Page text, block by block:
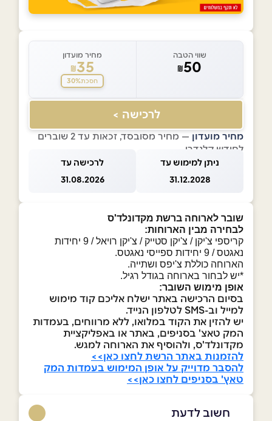
שווי הטבה
₪50
מחיר מועדון
₪35
חסכת30%
לרכישה >
מחיר מועדון
— מחיר מסובסד, זכאות עד 2 שוברים
לחודש קלנדרי
ניתן למימוש עד
31.12.2028
לרכישה עד
31.08.2026
שובר לארוחה ברשת מקדונלד'ס
לבחירה מבין הארוחות:
קריספי צ'יקן / צ'יקן סטייק / צ'יקן רויאל / 9 יחידות
נאגטס / 9 יחידות ספייסי נאגטס.
הארוחה כוללת צ'יפס ושתייה.
*יש לבחור בארוחה בגודל רגיל.
אופן מימוש השובר:
בסיום הרכישה באתר ישלח אליכם קוד מימוש
למייל וב-SMS לטלפון הנייד.
יש להזין את הקוד במלואו, ללא מרווחים, בעמדות
המק טאצ' בסניפים, באתר או באפליקציית
מקדונלד'ס, ולהוסיף את הארוחה למגש.
להזמנות באתר הרשת לחצו כאן>>
להסבר מדוייק על אופן המימוש בעמדות המק
טאץ' בסניפים לחצו כאן>>
חשוב לדעת